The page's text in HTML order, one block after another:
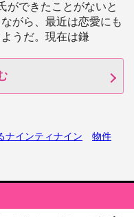
ができたことがないと
がら、最近は恋愛にも
うだ。現在は鎌
ナインティナイン
物件